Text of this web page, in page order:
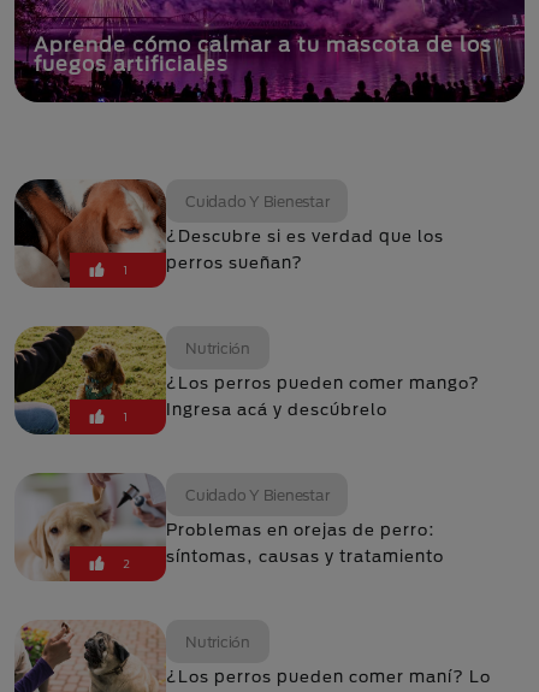
Aprende cómo calmar a tu mascota de los
fuegos artificiales
1
Cuidado Y Bienestar
¿Descubre si es verdad que los
perros sueñan?
1
Nutrición
¿Los perros pueden comer mango?
Ingresa acá y descúbrelo
2
Cuidado Y Bienestar
Problemas en orejas de perro:
síntomas, causas y tratamiento
Nutrición
¿Los perros pueden comer maní? Lo